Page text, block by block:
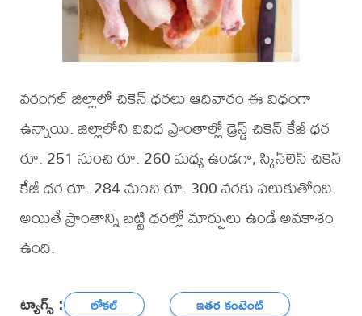
వరంగల్ జిల్లాలో చికెన్ ధరలు ఆదివారం ఈ విధంగా
ఉన్నాయి. జిల్లాలోని వివిధ ప్రాంతాల్లో డ్రెస్డ్ చికెన్ కేజీ ధర
రూ. 251 నుంచి రూ. 260 మధ్య ఉండగా, స్కిన్‌లెస్ చికెన్
కేజీ ధర రూ. 284 నుంచి రూ. 300 వరకు పలుకుతోంది.
అయితే ప్రాంతాన్ని బట్టి ధరల్లో మార్పులు ఉండే అవకాశం
ఉంది.
ట్యాగ్స్ : లోకల్
ఇతర కంటెంట్